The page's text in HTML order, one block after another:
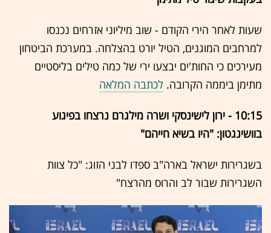
שעות לאחר הירי הקודם - שוב מיליוני אזרחים נכנסו
למרחבים המוגנים, הטיל יורט בהצלחה. במערכת הביטחון
מעירכים כי החות'ים יבצעו ירי של כמה טילים בליסטיים
מתימן ביממה הקרובה. לכתבה המלאה
10:15 - ירון לישינסקי ושרה מילגרם נרצחו בפיגוע
בוושינגטון: "היו בשיא חייהם"
בשגרירות ישראל בארה"ב ספדו לבני הזוג: "כל צוות
השגרירות שבור לב והרוס מהרצח"